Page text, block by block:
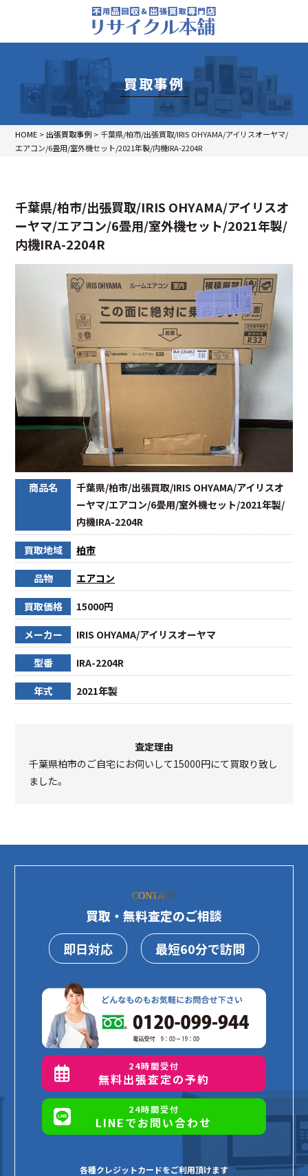
買取事例
HOME > 出張買取事例 >千葉県/柏市/出張買取/IRIS OHYAMA/アイリスオーヤマ/
エアコン/6畳用/室外機セット/2021年製/内機IRA-2204R
千葉県/柏市/出張買取/IRIS OHYAMA/アイリスオ
ーヤマ/エアコン/6畳用/室外機セット/2021年製/
内機IRA-2204R
商品名
千葉県/柏市/出張買取/IRIS OHYAMA/アイリスオ
ーヤマ/エアコン/6畳用/室外機セット/2021年製/
内機IRA-2204R
買取地域 柏市
品物 エアコン
買取価格 15000円
メーカー IRIS OHYAMA/アイリスオーヤマ
型番 IRA-2204R
年式 2021年製
査定理由
千葉県柏市のご自宅にお伺いして15000円にて買取り致し
ました。
CONTACT
買取・無料査定のご相談
即日対応
最短60分で訪問
24時間受付
無料出張査定の予約
24時間受付
LINEでお問い合わせ
各種クレジットカードをご利用頂けます